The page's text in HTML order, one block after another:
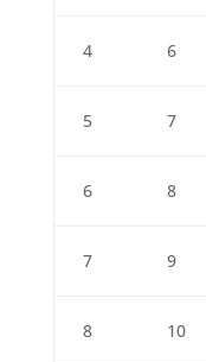
4 6
5 7
6 8
7 9
8 10